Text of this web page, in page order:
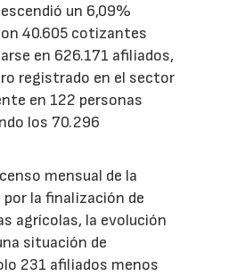
un 6,09%
40.605 cotizantes
en 626.171 afiliados,
registrado en el sector
en 122 personas
los 70.296
mensual de la
la finalización de
agrícolas, la evolución
situación de
231 afiliados menos